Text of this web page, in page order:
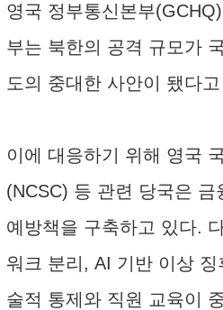
영국 정부통신본부
부는 북한의 공격 규모가
도의 중대한 사안이 됐다
이에 대응하기 위해 영국
(NCSC) 등 관련 당국은 금
예방책을 구축하고 있다.
워크 분리, AI 기반 이상 징
술적 통제와 직원 교육이